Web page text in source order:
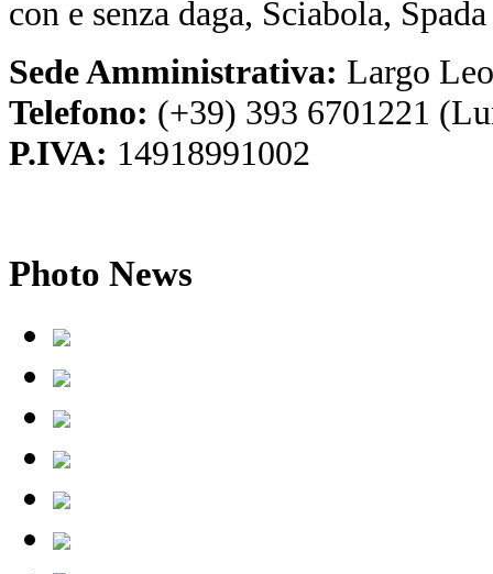
con e senza daga, Sciabola,
Sede Amministrativa: Largo
Telefono: (+39) 393 6701221
P.IVA: 14918991002
Photo News